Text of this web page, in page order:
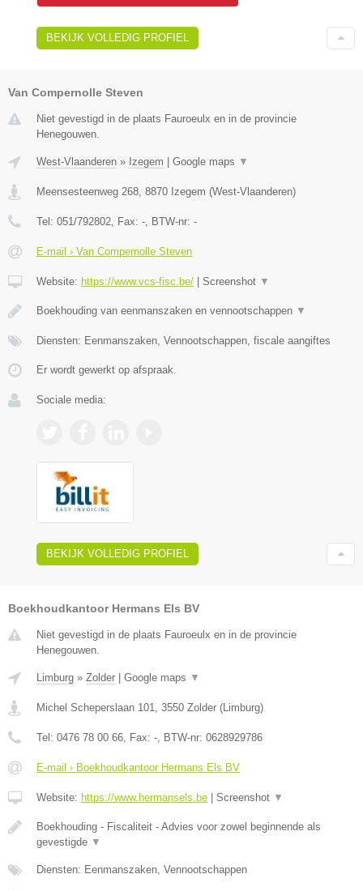
BEKIJK VOLLEDIG PROFIEL
Van Compernolle Steven
Niet gevestigd in de plaats Fauroeulx en in de provincie
Henegouwen.
West-Vlaanderen » Izegem Google maps ▼
Meensesteenweg 268, 8870 Izegem (West-Vlaanderen)
Tel: 051/792802, Fax: -, BTW-nr: -
E-mail › Van Compernolle Steven
Website: https://www.vcs-fisc.be/ Screenshot ▼
Boekhouding van eenmanszaken en vennootschappen ▼
Diensten: Eenmanszaken, Vennootschappen, fiscale aangiftes
Er wordt gewerkt op afspraak.
Sociale media:
BEKIJK VOLLEDIG PROFIEL
Boekhoudkantoor Hermans Els BV
Niet gevestigd in de plaats Fauroeulx en in de provincie
Henegouwen.
Limburg » Zolder Google maps ▼
Michel Scheperslaan 101, 3550 Zolder (Limburg)
Tel: 0476 78 00 66, Fax: -, BTW-nr: 0628929786
E-mail › Boekhoudkantoor Hermans Els BV
Website: https://www.hermansels.be Screenshot ▼
Boekhouding - Fiscaliteit - Advies voor zowel beginnende als
gevestigde ▼
Diensten: Eenmanszaken, Vennootschappen